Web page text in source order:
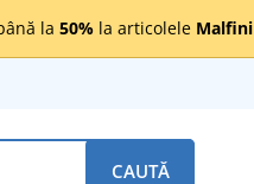
la 50% la articolele Malfini
CAUTĂ